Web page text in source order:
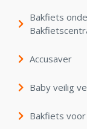
Bakfiets
Accusaver
Baby veilig
Bakfiets